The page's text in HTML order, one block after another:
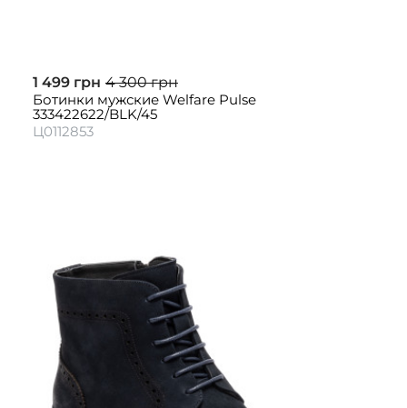
1 499 грн 4 300 грн
Ботинки мужские Welfare Pulse
333422622/BLK/45
Ц0112853